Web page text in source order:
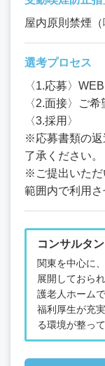
屋内原則禁煙（
選考プロセス
〈1.応募〉
〈2.面接〉ご
〈3.採用〉
※応募書類の返
了承ください。
※ご提出いただ
範囲内で利用さ
コンサルタ
関東を中心に
展開しておら
護老人ホーム
福利厚生が充
る環境が整って